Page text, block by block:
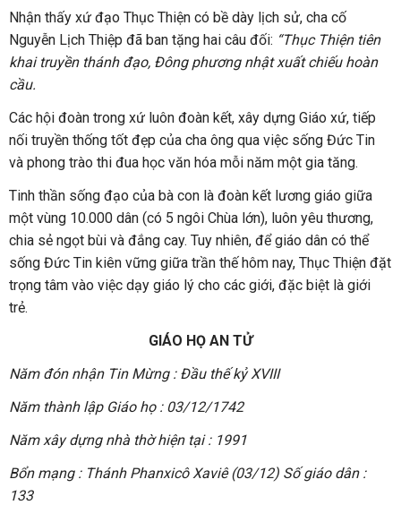
Nhận thấy xứ đạo Thục Thiện có bề dày lịch sử, cha cố
Nguyễn Lịch Thiệp đã ban tặng hai câu đối: “Thục Thiện tiên
khai truyền thánh đạo, Đông phương nhật xuất chiếu hoàn
cầu.
Các hội đoàn trong xứ luôn đoàn kết, xây dựng Giáo xứ, tiếp
nối truyền thống tốt đẹp của cha ông qua việc sống Đức Tin
và phong trào thi đua học văn hóa mỗi năm một gia tăng.
Tinh thần sống đạo của bà con là đoàn kết lương giáo giữa
một vùng 10.000 dân (có 5 ngôi Chùa lớn), luôn yêu thương,
chia sẻ ngọt bùi và đắng cay. Tuy nhiên, để giáo dân có thể
sống Đức Tin kiên vững giữa trần thế hôm nay, Thục Thiện đặt
trọng tâm vào việc dạy giáo lý cho các giới, đặc biệt là giới
trẻ.
GIÁO HỌ AN TỬ
Năm đón nhận Tin Mừng : Đầu thế kỷ XVIII
Năm thành lập Giáo họ : 03/12/1742
Năm xây dựng nhà thờ hiện tại : 1991
Bổn mạng : Thánh Phanxicô Xaviê (03/12) Số giáo dân :
133